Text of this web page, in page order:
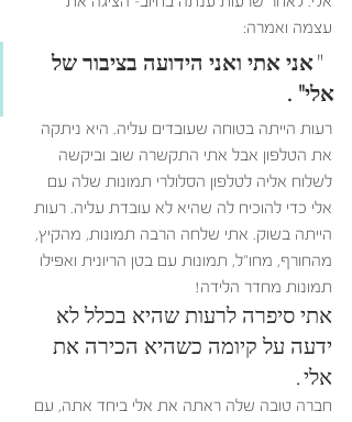
עצמה ואמרה:
אני אתי ואני הידועה בציבור של
אלי".
רעות הייתה בטוחה שעובדים עליה. היא ניתקה
את הטלפון אבל אתי התקשרה שוב וביקשה
לשלוח אליה לטלפון הסלולרי תמונות שלה עם
אלי כדי להוכיח לה שהיא לא עובדת עליה. רעות
הייתה בשוק. אתי שלחה הרבה תמונות, מהקיץ,
מהחורף, מחו"ל, תמונות עם בטן הריונית ואפילו
תמונות מחדר הלידה!
אתי סיפרה לרעות שהיא בכלל לא
ידעה על קיומה כשהיא הכירה את
אלי.
חברה טובה שלה ראתה את אלי ביחד אתה, עם